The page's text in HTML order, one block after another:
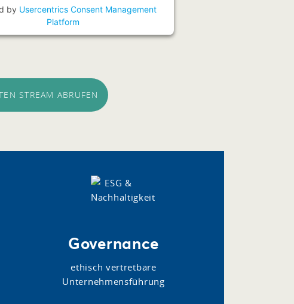
by Usercentrics Consent Management
Platform
STREAM ABRUFEN
Governance
ethisch vertretbare
Unternehmensführung